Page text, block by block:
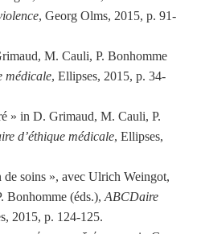
, Georg Olms, 2015, p. 91-
M. Cauli, P. Bonhomme
médicale, Ellipses, 2015, p. 34-
» in D. Grimaud, M. Cauli, P.
d’éthique médicale, Ellipses,
soins », avec Ulrich Weingot,
Bonhomme (éds.), ABCDaire
2015, p. 124-125.